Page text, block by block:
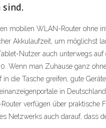
mobilen WLAN-Router ohne
Akkulaufzeit, um möglichst
Nutzer auch unterwegs
Wenn man Zuhause ganz
in die Tasche greifen, gute
in
verfügen über praktische
Netzwerks auch darauf, dass